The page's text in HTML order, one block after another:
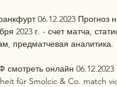
06.12.2023 Прогноз
2023 г. - счет матча,
предматчевая аналитика.
смотреть онлайн
für Smolcic & Co. match